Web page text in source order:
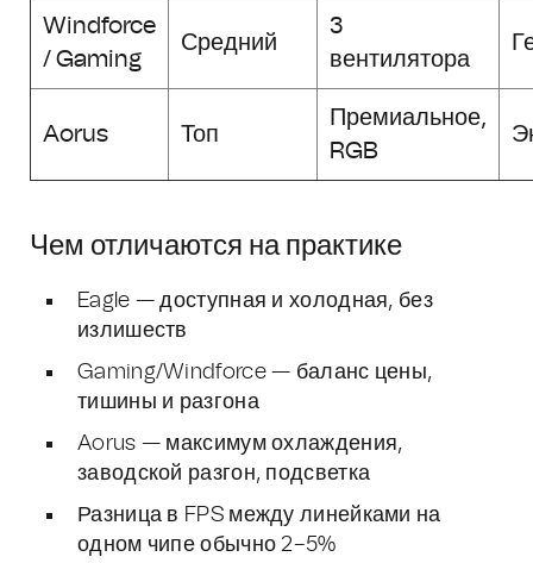
Windforce
/ Gaming
Средний
3
вентилятора
Aorus Топ
Премиальное,
RGB
Чем отличаются на практике
Eagle — доступная и холодная, без
излишеств
Gaming/Windforce — баланс цены,
тишины и разгона
Aorus — максимум охлаждения,
заводской разгон, подсветка
Разница в FPS между линейками на
одном чипе обычно 2–5%